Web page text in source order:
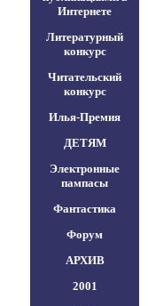
Интернете
Литературный
конкурс
Читательский
конкурс
Илья-Премия
ДЕТЯМ
Электронные
пампасы
Фантастика
Форум
АРХИВ
2001